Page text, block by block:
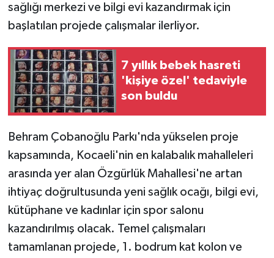
sağlığı merkezi ve bilgi evi kazandırmak için
başlatılan projede çalışmalar ilerliyor.
7 yıllık bebek hasreti
'kişiye özel' tedaviyle
son buldu
Behram Çobanoğlu Parkı'nda yükselen proje
kapsamında, Kocaeli'nin en kalabalık mahalleleri
arasında yer alan Özgürlük Mahallesi'ne artan
ihtiyaç doğrultusunda yeni sağlık ocağı, bilgi evi,
kütüphane ve kadınlar için spor salonu
kazandırılmış olacak. Temel çalışmaları
tamamlanan projede, 1. bodrum kat kolon ve